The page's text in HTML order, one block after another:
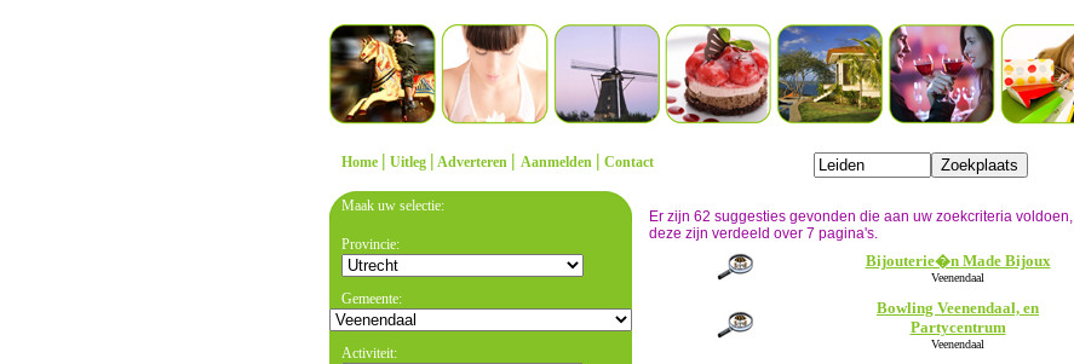
Home | Uitleg | Adverteren | Aanmelden | Contact
Maak uw selectie:
Provincie:
Gemeente:
Activiteit:
Er zijn 62 suggesties gevonden die aan uw zoekcriteria voldoen,
deze zijn verdeeld over 7 pagina's.
Bijouterie�n Made Bijoux
Veenendaal
Bowling Veenendaal, en
Partycentrum
Veenendaal